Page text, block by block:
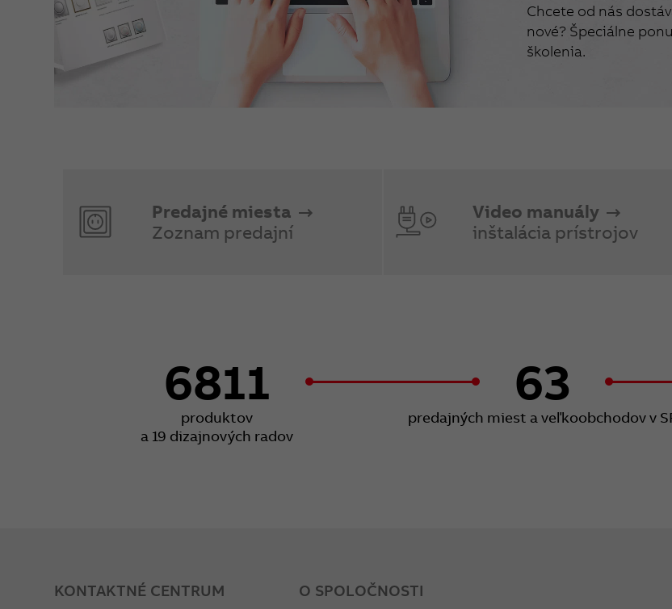
Chcete od nás
nové? Špeciálne
školenia.
Predajné miesta
Zoznam predajní
Video manuály
inštalácia prístrojov
6811
produktov
a 19 dizajnových radov
63
predajných miest a veľkoobchodov v
KONTAKTNÉ CENTRUM O SPOLOČNOSTI